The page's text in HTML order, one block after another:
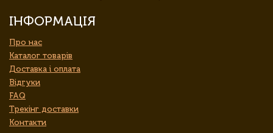
ІНФОРМАЦІЯ
Про нас
Каталог товарів
Доставка і оплата
Відгуки
FAQ
Трекінг доставки
Контакти